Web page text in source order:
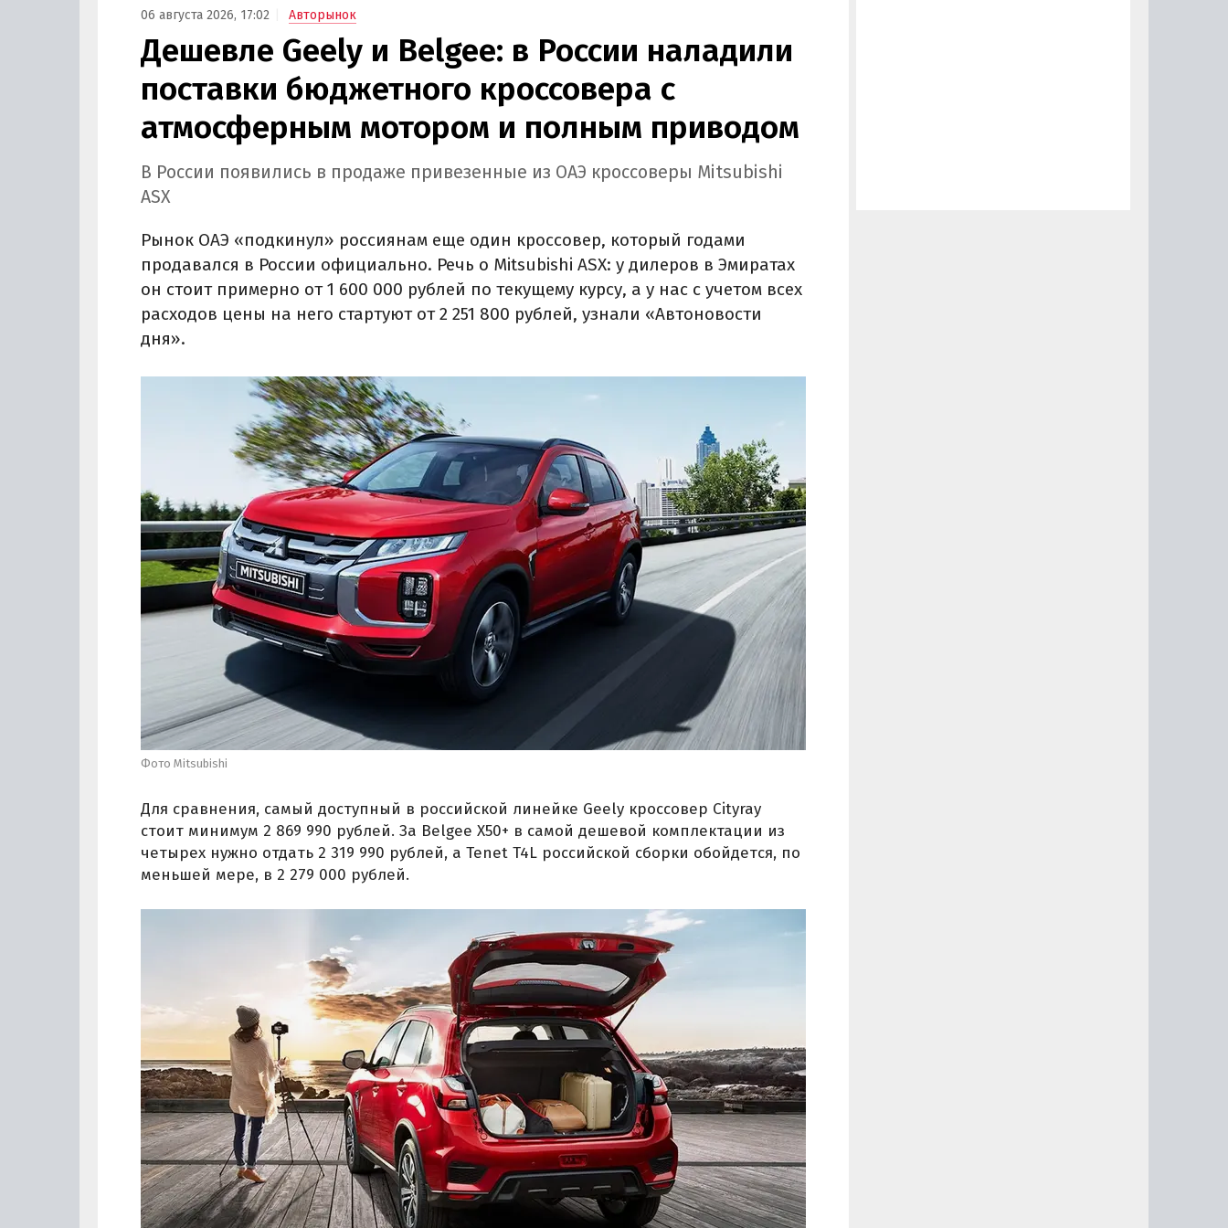
06 августа 2026, 17:02 Авторынок
Дешевле Geely и Belgee: в России наладили
поставки бюджетного кроссовера с
атмосферным мотором и полным приводом
В России появились в продаже привезенные из ОАЭ кроссоверы Mitsubishi
ASX
Рынок ОАЭ «подкинул» россиянам еще один кроссовер, который годами
продавался в России официально. Речь о Mitsubishi ASX: у дилеров в Эмиратах
он стоит примерно от 1 600 000 рублей по текущему курсу, а у нас с учетом всех
расходов цены на него стартуют от 2 251 800 рублей, узнали «Автоновости
дня».
Фото Mitsubishi
Для сравнения, самый доступный в российской линейке Geely кроссовер Cityray
стоит минимум 2 869 990 рублей. За Belgee X50+ в самой дешевой комплектации из
четырех нужно отдать 2 319 990 рублей, а Tenet T4L российской сборки обойдется, по
меньшей мере, в 2 279 000 рублей.